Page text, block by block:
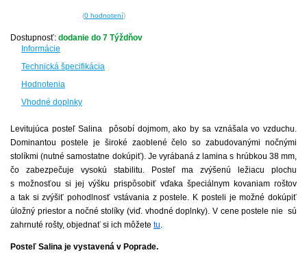
(0 hodnotení)
Dostupnosť: dodanie do 7 Týždňov
Informácie
Technická špecifikácia
Hodnotenia
Vhodné doplnky
Levitujúca posteľ Salina pôsobí dojmom, ako by sa vznášala vo vzduchu.
Dominantou postele je široké zaoblené čelo so zabudovanými nočnými
stolíkmi (nutné samostatne dokúpiť). Je vyrábaná z lamina s hrúbkou 38 mm,
čo zabezpečuje vysokú stabilitu. Posteľ ma zvýšenú ležiacu plochu
s možnosťou si jej výšku prispôsobiť vďaka špeciálnym kovaniam roštov
a tak si zvýšiť pohodlnosť vstávania z postele. K posteli je možné dokúpiť
úložný priestor a nočné stolíky (viď. vhodné doplnky). V cene postele nie sú
zahrnuté rošty, objednať si ich môžete tu.
Posteľ Salina je vystavená v Poprade.